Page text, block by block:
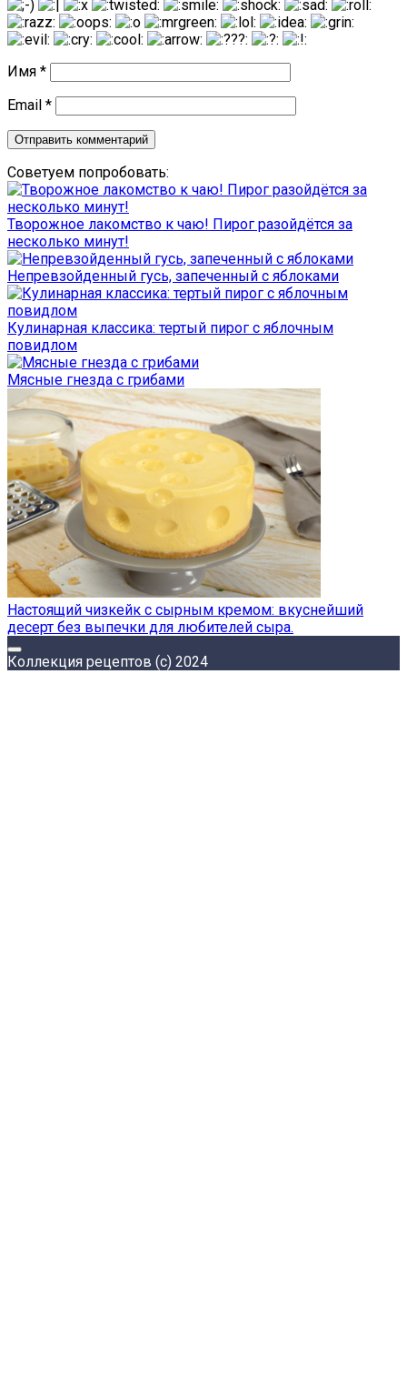
Имя *
Email *
Советуем попробовать:
Творожное лакомство к чаю! Пирог разойдётся за
несколько минут!
Непревзойденный гусь, запеченный с яблоками
Кулинарная классика: тертый пирог с яблочным
повидлом
Мясные гнезда с грибами
Настоящий чизкейк с сырным кремом: вкуснейший
десерт без выпечки для любителей сыра.
Коллекция рецептов (с) 2024